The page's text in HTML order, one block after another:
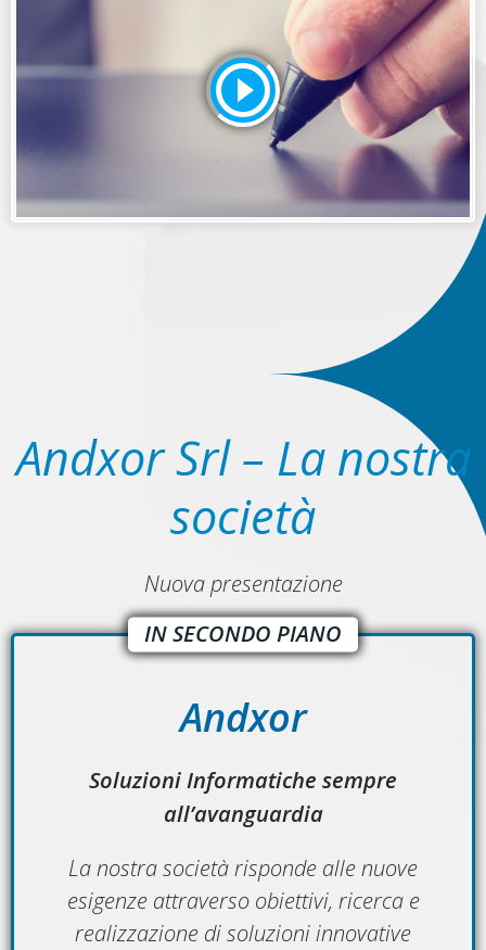
Andxor Srl – La nostra
società
Nuova presentazione
IN SECONDO PIANO
Andxor
Soluzioni Informatiche sempre
all’avanguardia
La nostra società risponde alle nuove
esigenze attraverso obiettivi, ricerca e
realizzazione di soluzioni innovative